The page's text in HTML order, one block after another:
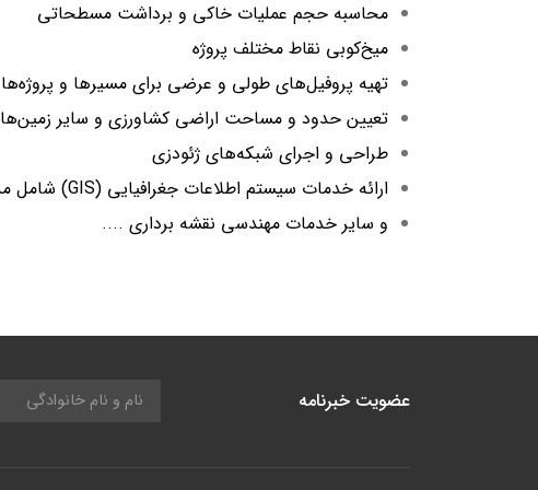
محاسبه حجم عملیات خاکی و برداشت مسطحاتی
میخ‌کوبی نقاط مختلف پروژه
تهیه پروفیل‌های طولی و عرضی برای مسیرها و پروژه‌ها
تعیین حدود و مساحت اراضی کشاورزی و سایر زمین‌ها
طراحی و اجرای شبکه‌های ژئودزی
ارائه خدمات سیستم اطلاعات جغرافیایی (GIS) شامل مدل‌سازی، پایش تغییرات کاربری اراضی و تحلیل‌های مکانی
و سایر خدمات مهندسی نقشه برداری ....
عضویت خبرنامه